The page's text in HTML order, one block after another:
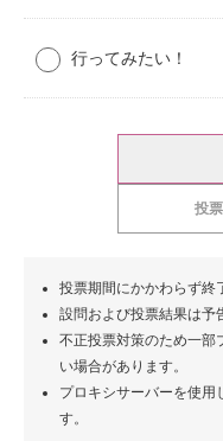
行ってみたい！
投
投票期間にかかわらず終
設問および投票結果は予
不正投票対策のため一部
い場合があります。
プロキシサーバーを使用
す。